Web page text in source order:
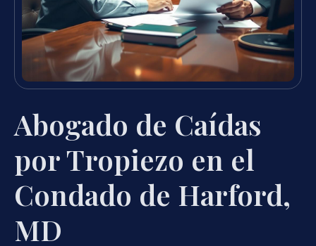
Abogado de Caídas
por Tropiezo en el
Condado de Harford,
MD